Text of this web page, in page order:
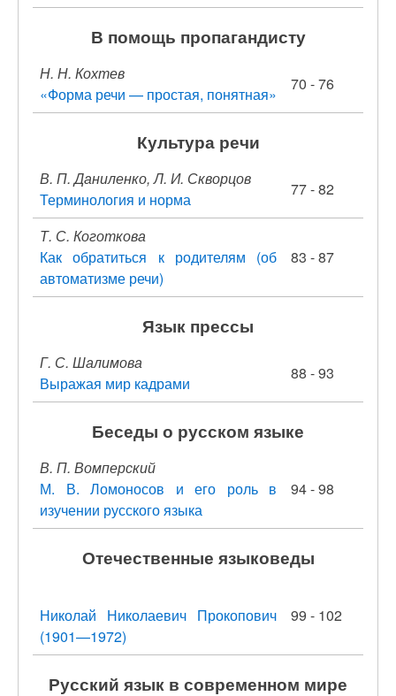
В помощь пропагандисту
Н. Н. Кохтев
«Форма речи — простая, понятная»
70 - 76
Культура речи
В. П. Даниленко, Л. И. Скворцов
Терминология и норма
77 - 82
Т. С. Коготкова
Как обратиться к родителям (об
автоматизме речи)
83 - 87
Язык прессы
Г. С. Шалимова
Выражая мир кадрами
88 - 93
Беседы о русском языке
В. П. Вомперский
М. В. Ломоносов и его роль в
изучении русского языка
94 - 98
Отечественные языковеды
Николай Николаевич Прокопович
(1901—1972)
99 - 102
Русский язык в современном мире